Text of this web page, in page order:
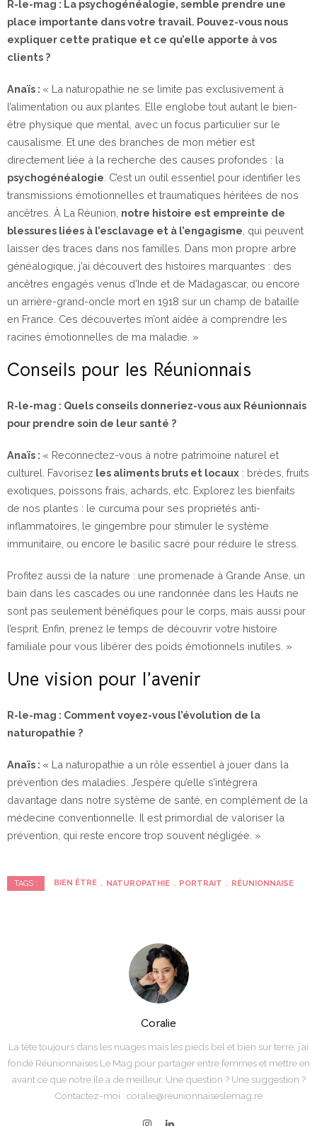
R-le-mag : La psychogénéalogie, semble prendre une
place importante dans votre travail. Pouvez-vous nous
expliquer cette pratique et ce qu’elle apporte à vos
clients ?
Anaïs : « La naturopathie ne se limite pas exclusivement à
l’alimentation ou aux plantes. Elle englobe tout autant le bien-
être physique que mental, avec un focus particulier sur le
causalisme. Et une des branches de mon métier est
directement liée à la recherche des causes profondes : la
psychogénéalogie C’est un outil essentiel pour identifier les
transmissions émotionnelles et traumatiques héritées de nos
ancêtres. À La Réunion, notre histoire est empreinte de
blessures liées à l’esclavage et à l’engagisme , qui peuvent
laisser des traces dans nos familles. Dans mon propre arbre
généalogique, j’ai découvert des histoires marquantes : des
ancêtres engagés venus d’Inde et de Madagascar, ou encore
un arrière-grand-oncle mort en 1918 sur un champ de bataille
en France. Ces découvertes m’ont aidée à comprendre les
racines émotionnelles de ma maladie. »
Conseils pour les Réunionnais
R-le-mag : Quels conseils donneriez-vous aux Réunionnais
pour prendre soin de leur santé ?
Anaïs : « Reconnectez-vous à notre patrimoine naturel et
culturel. Favorisez les aliments bruts et locaux : brèdes, fruits
exotiques, poissons frais, achards, etc. Explorez les bienfaits
de nos plantes : le curcuma pour ses propriétés anti-
inflammatoires, le gingembre pour stimuler le système
immunitaire, ou encore le basilic sacré pour réduire le stress.
Profitez aussi de la nature : une promenade à Grande Anse, un
bain dans les cascades ou une randonnée dans les Hauts ne
sont pas seulement bénéfiques pour le corps, mais aussi pour
l’esprit. Enfin, prenez le temps de découvrir votre histoire
familiale pour vous libérer des poids émotionnels inutiles. »
Une vision pour l’avenir
R-le-mag : Comment voyez-vous l’évolution de la
naturopathie ?
Anaïs : « La naturopathie a un rôle essentiel à jouer dans la
prévention des maladies. J’espère qu’elle s’intègrera
davantage dans notre système de santé, en complément de la
médecine conventionnelle. Il est primordial de valoriser la
prévention, qui reste encore trop souvent négligée. »
TAGS : BIEN ÊTRE NATUROPATHIE PORTRAIT RÉUNIONNAISE
Coralie
La tête toujours dans les nuages mais les pieds bel et bien sur terre, j’ai
fondé Réunionnaises Le Mag pour partager entre femmes et mettre en
avant ce que notre île a de meilleur. Une question ? Une suggestion ?
Contactez-moi : coralie@reunionnaiseslemag.re